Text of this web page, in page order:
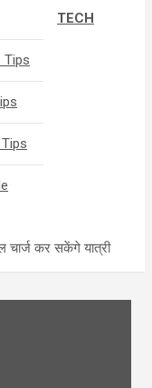
Tips
TECH
चार्ज कर सकेंगे यात्री